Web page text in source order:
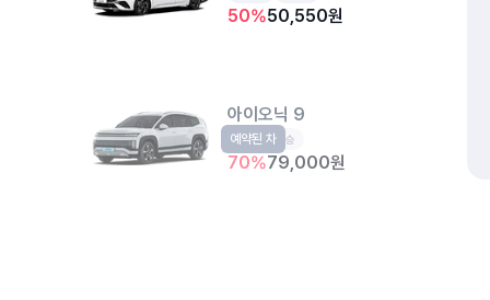
50%50,550원
아이오닉 9
EV 6인승
70%79,000원
예약된 차